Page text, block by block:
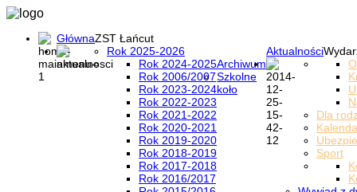
GłównaZST Łańcut
Aktualności
Rok 2025-2026
Archiwum
Rok 2024-2025
Rok 2006/2007
Rok 2023-2024
Rok 2022-2023
Rok 2021-2022
Rok 2020-2021
Rok 2019-2020
Rok 2018-2019
Rok 2017-2018
Rok 2016/2017
Szkolne
koło
Dla
Sport